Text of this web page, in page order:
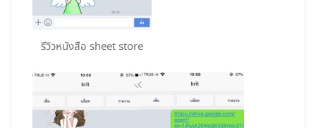
รีวิวหนังสือ sheet store